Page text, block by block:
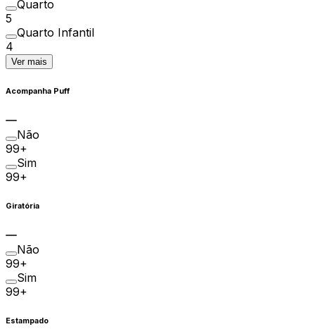
Quarto
5
Quarto Infantil
4
Ver mais
Acompanha Puff
Não
99+
Sim
99+
Giratória
Não
99+
Sim
99+
Estampado